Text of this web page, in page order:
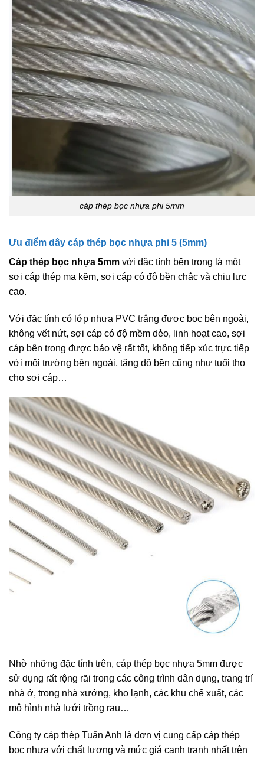
cáp thép bọc nhựa phi 5mm
Ưu điểm dây cáp thép bọc nhựa phi 5 (5mm)
Cáp thép bọc nhựa 5mm với đặc tính bên trong là một
sợi cáp thép mạ kẽm, sợi cáp có độ bền chắc và chịu lực
cao.
Với đặc tính có lớp nhựa PVC trắng được bọc bên ngoài,
không vết nứt, sợi cáp có độ mềm dẻo, linh hoạt cao, sợi
cáp bên trong được bảo vệ rất tốt, không tiếp xúc trực tiếp
với môi trường bên ngoài, tăng độ bền cũng như tuổi thọ
cho sợi cáp…
Nhờ những đặc tính trên, cáp thép bọc nhựa 5mm được
sử dụng rất rộng rãi trong các công trình dân dụng, trang trí
nhà ở, trong nhà xưởng, kho lạnh, các khu chế xuất, các
mô hình nhà lưới trồng rau…
Công ty cáp thép Tuấn Anh là đơn vị cung cấp cáp thép
bọc nhựa với chất lượng và mức giá cạnh tranh nhất trên